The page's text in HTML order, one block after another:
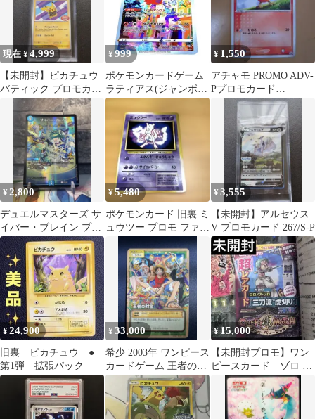
現在 ¥4,999
【未開封】ピカチュウ
バティック プロモカー
ド 154/SV-P インドネシ
¥ 999
ポケモンカードゲーム
ラティアス(ジャンボカ
ード) 【P】S-P
¥ 1,550
アチャモ PROMO ADV-
Pプロモカード
017/ADV-P
¥ 2,800
デュエルマスターズ サ
イバー・ブレイン プロ
モ P30/Y22
¥5,480
ポケモンカード 旧裏 ミ
ュウツー プロモ ファン
¥3,555
【未開封】アルセウス
V プロモカード 267/S-P
¥24,900
旧裏 ピカチュウ ●
第1弾 拡張パック
¥33,000
希少 2003年 ワンピース
カードゲーム 王者の財
宝 KB-01
¥15,000
⁠【未開封プロモ】ワン
ピースカード ゾロ PJ-
C002 付属本ごと発送⁠